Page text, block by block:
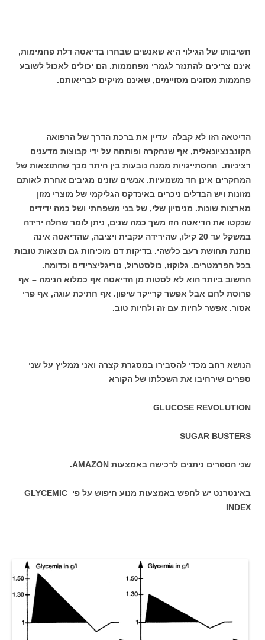
חשיבותו של הגילוי היא שאנשים שבחרו בדיאטה דלת פחמימות,
אינם צריכים להתנזר לגמרי מפחממות. הם יכולים לאכול לשובע
פחממות מסוגים מסויימים, שאינם מזיקים לבריאותם.
הדיטאה הזו לא קבלה עדיין את ברכת הדרך של הרפואה
הקונבנציונאלית, אף שנחקרה ופותחה על ידי קבוצות מדענים
רציניות. ההסתייגויות ממנה נובעות בין היתר מכך שהתוצאות של
המחקרים אינן חד משמעיות. אנשים שונים מגיבים אחרת לאותם
מזונות ויש הבדלים ניכרים באינדקס הגליקמי של מוצרי מזון
מארצות שונות. מניסיון שלי, של בני משפחתי ושל כמה ידידים
שנקטו את הדיאטה הזו משך כמה שנים, ניתן לומר שחלה ירידה
במשקל עד 20 קילו, שהירידה עקבית ויציבה, שהדיאטה אינה
נותנת תחושת רעב כלשהי. בדיקות דם מוכיחות גם תוצאות טובות
בכל הפרמטרים. גלוקוז, כולסטרול, טריגליצרידים וכדומה.
החשוב ביותר הוא לא לסטות מן הדיאטה אף כמלוא הנימה – אף
פרוסת לחם אבל אפשר קרייקר שיפון. אף חתיכת עוגה, אף פרי
אסור. אפשר לחיות עם זה ולחיות טוב.
הנושא רחב מכדי להסבירו במסגרת קצרה ואני ממליץ על שני
ספרים שירחיבו את השכלתו של הקורא
GLUCOSE REVOLUTION
SUGAR BUSTERS
שני הספרים ניתנים לרכישה באמצעות AMAZON.
באינטרנט יש לחפש באמצעות מנוע חיפוש על פי GLYCEMIC
INDEX